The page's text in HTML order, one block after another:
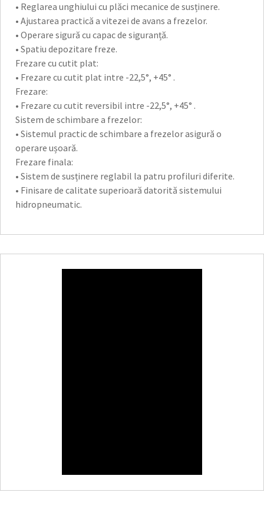
• Reglarea unghiului cu plăci mecanice de susținere.
• Ajustarea practică a vitezei de avans a frezelor.
• Operare sigură cu capac de siguranță.
• Spatiu depozitare freze.
Frezare cu cutit plat:
• Frezare cu cutit plat intre -22,5°, +45° .
Frezare:
• Frezare cu cutit reversibil intre -22,5°, +45° .
Sistem de schimbare a frezelor:
• Sistemul practic de schimbare a frezelor asigură o
operare ușoară.
Frezare finala:
• Sistem de susținere reglabil la patru profiluri diferite.
• Finisare de calitate superioară datorită sistemului
hidropneumatic.